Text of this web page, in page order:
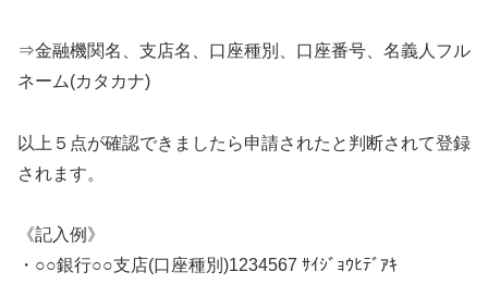
⇒金融機関名、支店名、口座種別、口座番号、名義人フル
ネーム(カタカナ)
以上５点が確認できましたら申請されたと判断されて登録
されます。
《記入例》
・○○銀行○○支店(口座種別)1234567 ｻｲｼﾞｮｳﾋﾃﾞｱｷ